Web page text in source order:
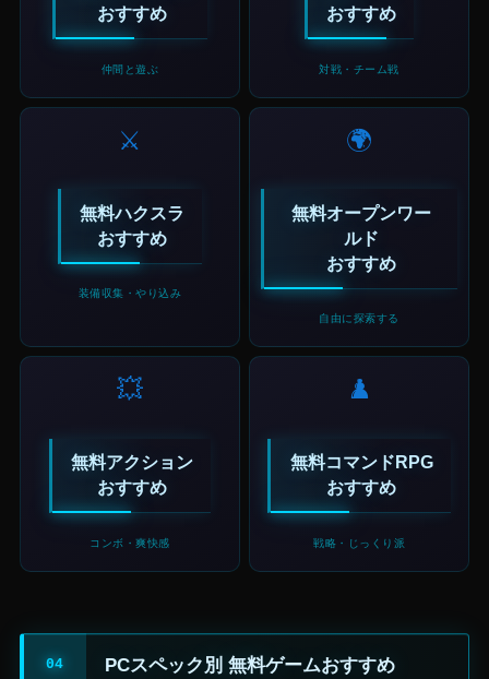
おすすめ
仲間と遊ぶ
おすすめ
対戦・チーム戦
⚔️
無料ハクスラ
おすすめ
装備収集・やり込み
🌍
無料オープンワー
ルド
おすすめ
自由に探索する
💥
無料アクション
おすすめ
コンボ・爽快感
♟️
無料コマンドRPG
おすすめ
戦略・じっくり派
PCスペック別 無料ゲームおすすめ